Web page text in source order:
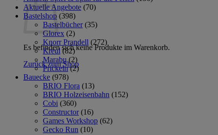
Es befinden sich keine Produkte im Warenkorb.
Zurück zum Shop
Aktuelle Angebote (70)
Bastelshop (398)
Bastelbücher (35)
Glorex (2)
Knorr Prandell (272)
Kreul (82)
Marabu (2)
Prickeln (2)
Bauecke (978)
BRIO Flora (13)
BRIO Holzeisenbahn (152)
Cobi (360)
Constructor (16)
Games Workshop (62)
Gecko Run (10)